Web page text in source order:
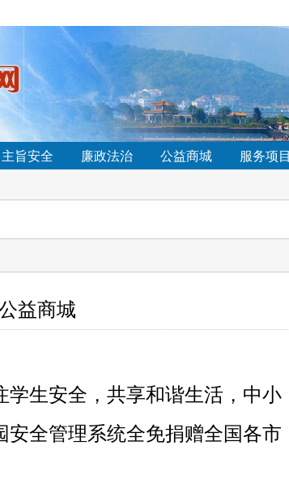
主旨安全 廉政法治 公益商城 服务项目
总校召开2025年秋季学期开学工作会议
• 联系我们
总校召开2025年秋季学期开学工作会议
• 联系我们
益商城
学生安全，共享和谐生活，中小
安全管理系统全免捐赠全国各市